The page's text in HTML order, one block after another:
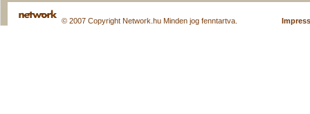
© 2007 Copyright Network.hu Minden jog fenntartva.